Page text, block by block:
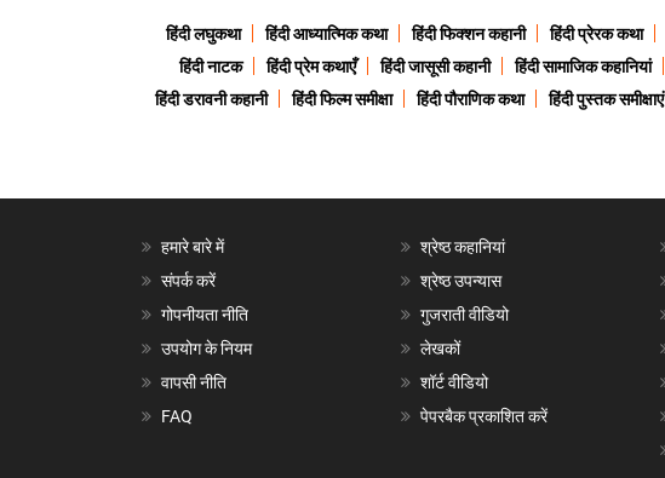
हिंदी लघुकथा हिंदी आध्यात्मिक कथा हिंदी फिक्शन कहानी हिंदी प्रेरक कथा
हिंदी नाटक
हिंदी प्रेम कथाएँ हिंदी जासूसी कहानी हिंदी सामाजिक कहानियां
हिंदी डरावनी कहानी
हिंदी फिल्म समीक्षा हिंदी पौराणिक कथा हिंदी पुस्तक समीक्षाएं
हमारे बारे में
संपर्क करें
गोपनीयता नीति
उपयोग के नियम
वापसी नीति
FAQ
श्रेष्ठ कहानियां
श्रेष्ठ उपन्यास
गुजराती वीडियो
लेखकों
शॉर्ट वीडियो
पेपरबैक प्रकाशित करें